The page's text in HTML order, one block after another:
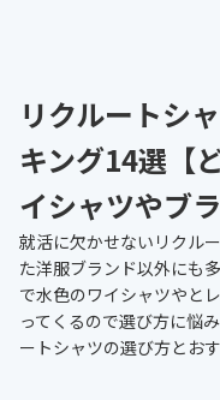
リクルートシ
キング14選【
イシャツやブラ
就活に欠かせないリクル
た洋服ブランド以外にも
で水色のワイシャツやと
ってくるので選び方に悩
ートシャツの選び方とお